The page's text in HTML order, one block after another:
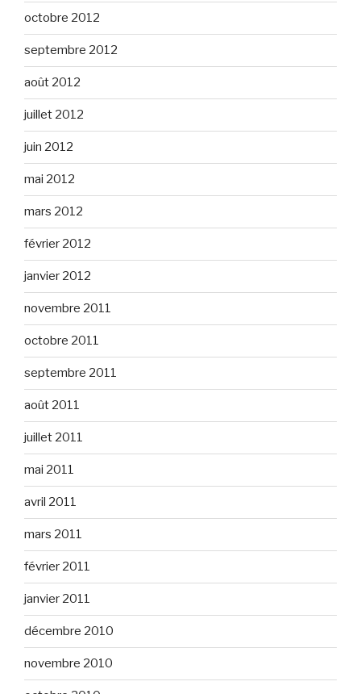
octobre 2012
septembre 2012
août 2012
juillet 2012
juin 2012
mai 2012
mars 2012
février 2012
janvier 2012
novembre 2011
octobre 2011
septembre 2011
août 2011
juillet 2011
mai 2011
avril 2011
mars 2011
février 2011
janvier 2011
décembre 2010
novembre 2010